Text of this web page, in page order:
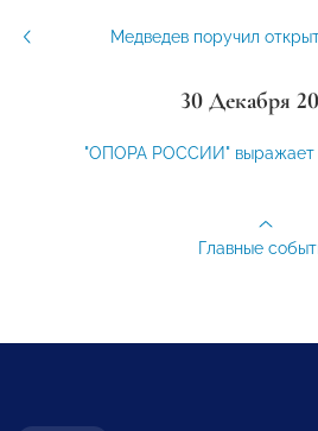
Медведев поручил
30 Декабря
"ОПОРА РОССИИ" выражает
Главные